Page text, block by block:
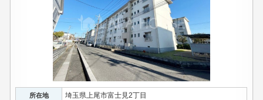
所在地 埼玉県上尾市富士見2丁目